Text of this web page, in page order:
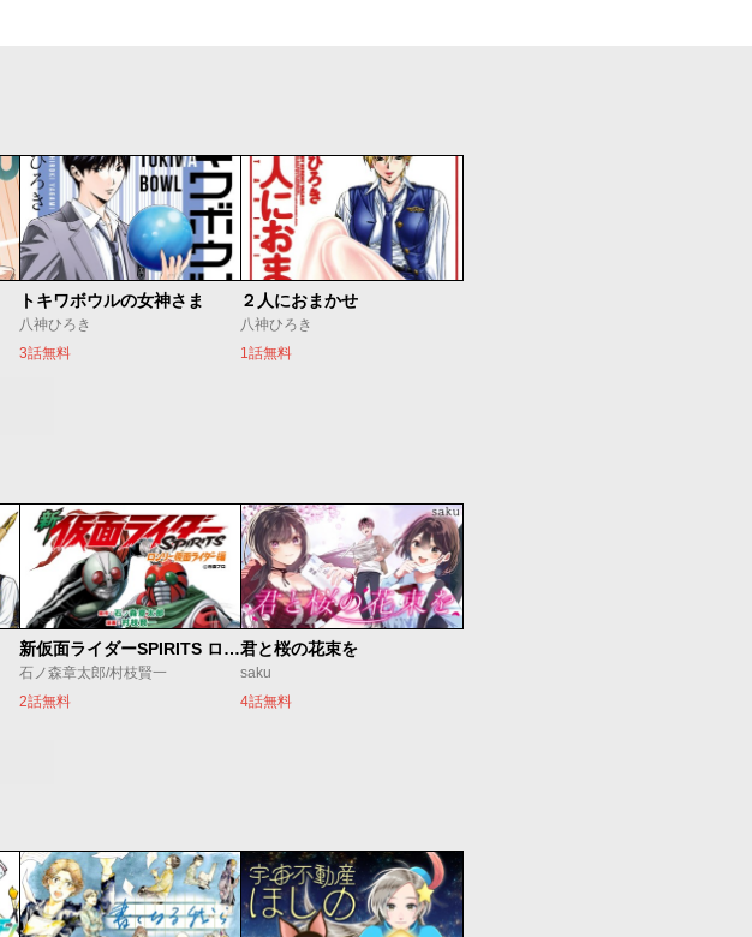
トキワボウルの女神さま
八神ひろき
3話無料
２人におまかせ
八神ひろき
1話無料
新仮面ライダーSPIRITS ロンリー仮面ライダー編
石ノ森章太郎/村枝賢一
2話無料
君と桜の花束を
saku
4話無料